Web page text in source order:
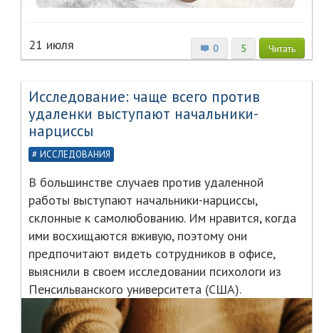
0 5 Читать
21 июля
Исследование: чаще всего против
удаленки выступают начальники-
нарциссы
ИССЛЕДОВАНИЯ
В большинстве случаев против удаленной
работы выступают начальники-нарциссы,
склонные к самолюбованию. Им нравится, когда
ими восхищаются вживую, поэтому они
предпочитают видеть сотрудников в офисе,
выяснили в своем исследовании психологи из
Пенсильванского университета (США).